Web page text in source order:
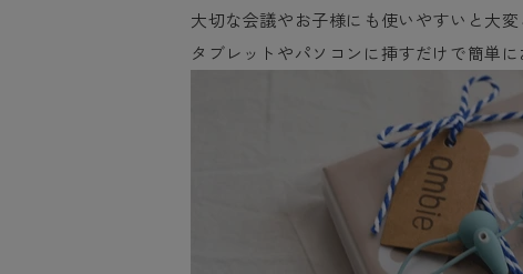
大切な会議やお子様にも使いやすいと大
タブレットやパソコンに挿すだけで簡単に